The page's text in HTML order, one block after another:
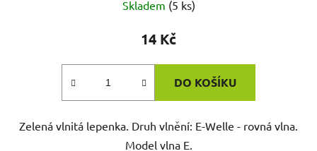
Skladem (5 ks)
14 Kč
DO KOŠÍKU
Zelená vlnitá lepenka. Druh vlnění: E-Welle - rovná vlna.
Model vlna E.